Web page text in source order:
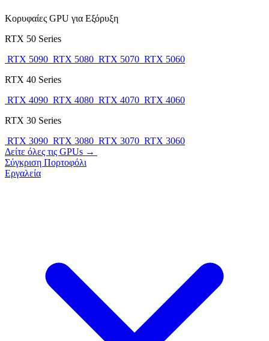
Κορυφαίες GPU για Εξόρυξη
RTX 50 Series
RTX 5090 RTX 5080 RTX 5070 RTX 5060
RTX 40 Series
RTX 4090 RTX 4080 RTX 4070 RTX 4060
RTX 30 Series
RTX 3090 RTX 3080 RTX 3070 RTX 3060
Δείτε όλες τις GPUs →
Σύγκριση Πορτοφόλι
Εργαλεία